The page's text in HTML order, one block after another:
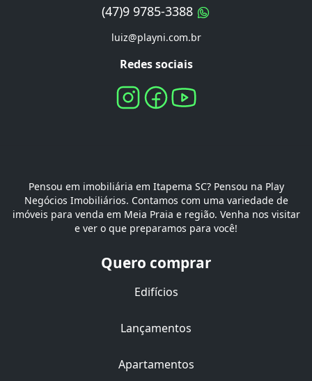
(47)9 9785-3388
luiz@playni.com.br
Redes sociais
Pensou em imobiliária em Itapema SC? Pensou na Play
Negócios Imobiliários. Contamos com uma variedade de
imóveis para venda em Meia Praia e região. Venha nos visitar
e ver o que preparamos para você!
Quero comprar
Edifícios
Lançamentos
Apartamentos